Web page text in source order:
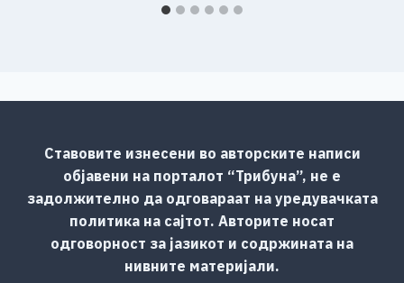
Ставовите изнесени во авторските написи
објавени на порталот “Трибуна”, не е
задолжително да одговараат на уредувачката
политика на сајтот. Авторите носат
одговорност за јазикот и содржината на
нивните материјали.